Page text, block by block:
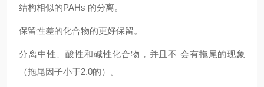
结构相似的PAHs 的分离。
保留性差的化合物的更好保留。
分离中性、酸性和碱性化合物，并且不 会有拖尾的现象
（拖尾因子小于2.0的）。